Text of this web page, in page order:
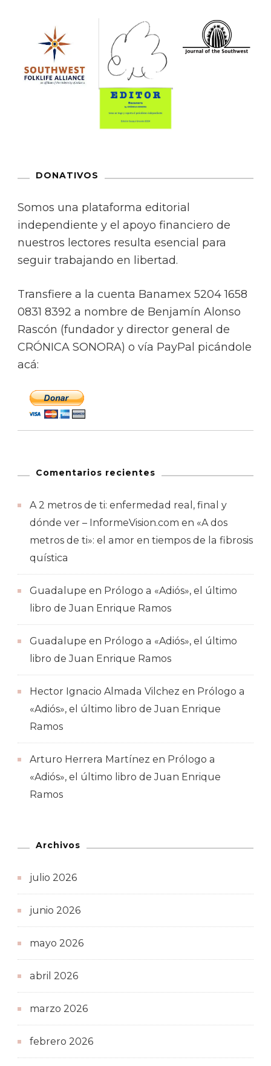
DONATIVOS
Somos una plataforma editorial
independiente y el apoyo financiero de
nuestros lectores resulta esencial para
seguir trabajando en libertad.
Transfiere a la cuenta Banamex 5204 1658
0831 8392 a nombre de Benjamín Alonso
Rascón (fundador y director general de
CRÓNICA SONORA) o vía PayPal picándole
acá:
Comentarios recientes
A 2 metros de ti: enfermedad real, final y
dónde ver – InformeVision.com en «A dos
metros de ti»: el amor en tiempos de la fibrosis
quística
Guadalupe en Prólogo a «Adiós», el último
libro de Juan Enrique Ramos
Guadalupe en Prólogo a «Adiós», el último
libro de Juan Enrique Ramos
Hector Ignacio Almada Vilchez en Prólogo a
«Adiós», el último libro de Juan Enrique
Ramos
Arturo Herrera Martínez en Prólogo a
«Adiós», el último libro de Juan Enrique
Ramos
Archivos
julio 2026
junio 2026
mayo 2026
abril 2026
marzo 2026
febrero 2026